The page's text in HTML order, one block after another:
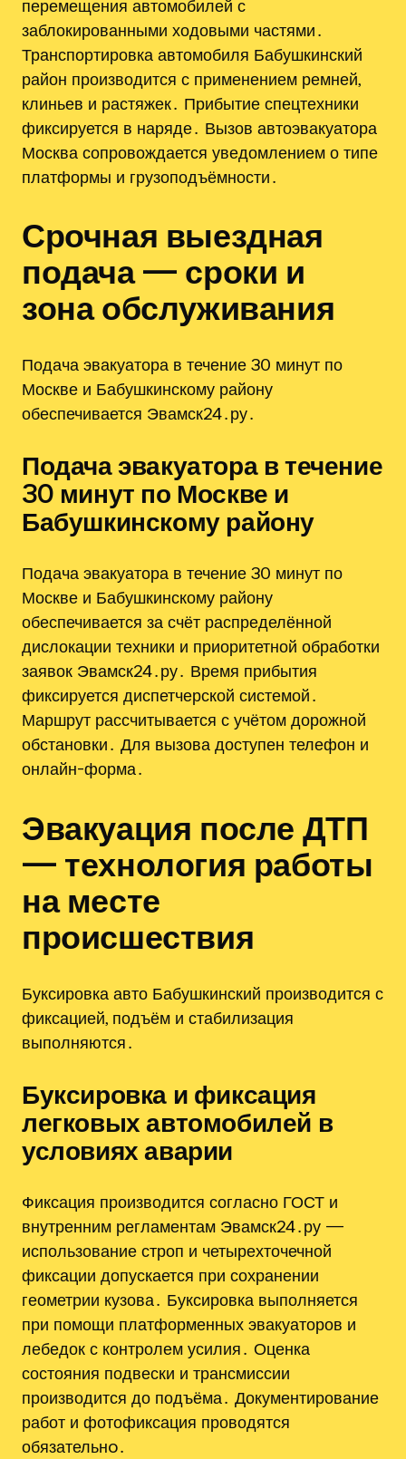
перемещения автомобилей с
заблокированными ходовыми частями․
Транспортировка автомобиля Бабушкинский
район производится с применением ремней,
клиньев и растяжек․ Прибытие спецтехники
фиксируется в наряде․ Вызов автоэвакуатора
Москва сопровождается уведомлением о типе
платформы и грузоподъёмности․
Срочная выездная
подача — сроки и
зона обслуживания
Подача эвакуатора в течение 30 минут по
Москве и Бабушкинскому району
обеспечивается Эвамск24․ру․
Подача эвакуатора в течение
30 минут по Москве и
Бабушкинскому району
Подача эвакуатора в течение 30 минут по
Москве и Бабушкинскому району
обеспечивается за счёт распределённой
дислокации техники и приоритетной обработки
заявок Эвамск24․ру․ Время прибытия
фиксируется диспетчерской системой․
Маршрут рассчитывается с учётом дорожной
обстановки․ Для вызова доступен телефон и
онлайн-форма․
Эвакуация после ДТП
— технология работы
на месте
происшествия
Буксировка авто Бабушкинский производится с
фиксацией, подъём и стабилизация
выполняются․
Буксировка и фиксация
легковых автомобилей в
условиях аварии
Фиксация производится согласно ГОСТ и
внутренним регламентам Эвамск24․ру —
использование строп и четырехточечной
фиксации допускается при сохранении
геометрии кузова․ Буксировка выполняется
при помощи платформенных эвакуаторов и
лебедок с контролем усилия․ Оценка
состояния подвески и трансмиссии
производится до подъёма․ Документирование
работ и фотофиксация проводятся
обязательнo․